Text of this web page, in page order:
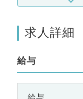
求人詳細
給与
給与